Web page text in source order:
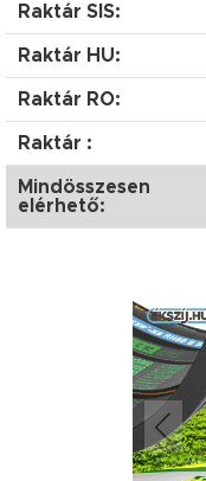
Raktár SIS:
Raktár HU:
Raktár RO:
Raktár :
Mindösszesen
elérhető: